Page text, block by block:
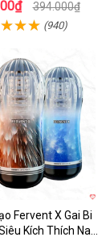
394.000₫
(940)
Fervent X Gai Bi
Kích Thích Nam